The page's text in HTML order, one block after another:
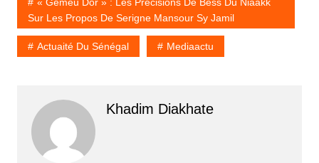
« Gëmeu Dör » : Les Précisions De Bess Du Niaakk
Sur Les Propos De Serigne Mansour Sy Jamil
Actuaité Du Sénégal Mediaactu
Khadim Diakhate